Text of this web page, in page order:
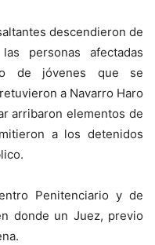
descendieron de
personas afectadas
de jóvenes que se
a Navarro Haro
arribaron elementos de
a los detenidos
Penitenciario y de
donde un Juez, previo